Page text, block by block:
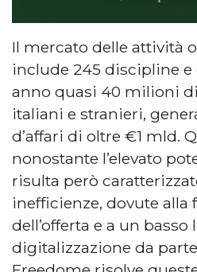
Il mercato delle attività
include 245 discipline
anno quasi 40 milioni
italiani e stranieri,
d’affari di oltre €1 mld.
nonostante l’elevato
risulta però
inefficienze, dovute
dell’offerta e a un basso
digitalizzazione da